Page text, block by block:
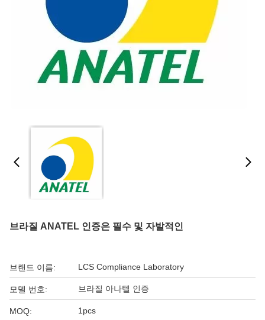
브라질 ANATEL 인증은 필수 및 자발적인
브랜드 이름: LCS Compliance Laboratory
모델 번호: 브라질 아나텔 인증
MOQ: 1pcs